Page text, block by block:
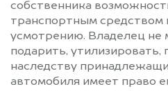
собственника
транспортным средством
усмотрению. Владелец не
подарить, утилизировать,
наследству
автомобиля имеет право